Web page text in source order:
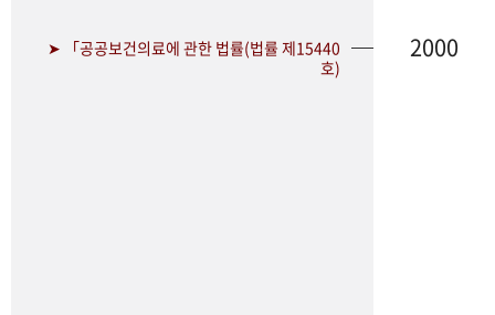
➤ 「공공보건의료에 관한 법률(법률 제15440
호)
2000